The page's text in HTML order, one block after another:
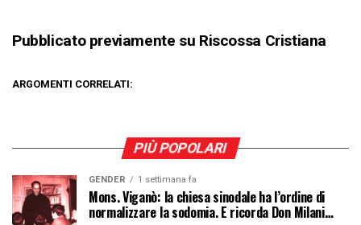
Pubblicato previamente su Riscossa Cristiana
ARGOMENTI CORRELATI:
PIÙ POPOLARI
GENDER 1 settimana fa
Mons. Viganò: la chiesa sinodale ha l’ordine di
normalizzare la sodomia. E ricorda Don Milani…